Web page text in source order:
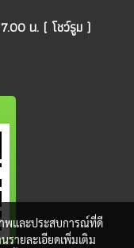
น. ( โชว์รูม )
พและประสบการณ์ที่ดี
รายละเอียดเพิ่มเติม